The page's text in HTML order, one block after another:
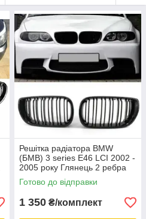
Решітка радіатора BMW
(БМВ) 3 series E46 LCI 2002 -
2005 року Глянець 2 ребра
Ніздрі BMW E46 LCI 2002 -
2005
Готово до відправки
1 350 ₴/комплект